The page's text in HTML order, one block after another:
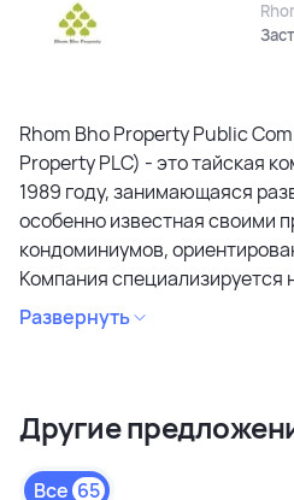
Rhom Bho Property Public
Property PLC) - это тайская
1989 году, занимающаяся
особенно известная своими
кондоминиумов,
Компания специализируется
кондоминиумов в
особое внимание дизайну,
коммерческих объектах и
высокого качества в
премиального и среднего
Развернуть
Другие
Все 65